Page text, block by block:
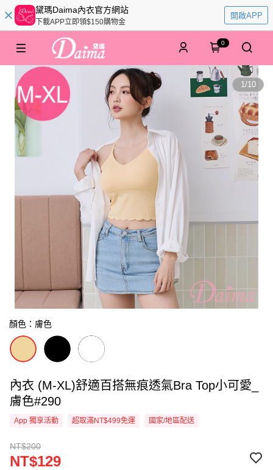
黛瑪Daima內衣官方網站
下載APP立即領$150購物金
開啟APP
0
1/10
顏色：膚色
內衣 (M-XL)舒適百搭無痕透氣Bra Top小可愛_
膚色#290
App 獨享活動 超取滿NT$499免運 國家/地區配送
NT$200
NT$129